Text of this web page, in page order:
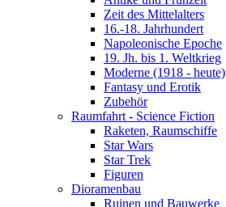
Zeit des Mittelalters
16.-18. Jahrhundert
Napoleonische Epoche
19. Jh. bis 1. Weltkrieg
Moderne (1918 - heute)
Fantasy und Erotik
Zubehör
Raumfahrt - Science Fiction
Raketen, Raumschiffe
Star Wars
Star Trek
Figuren
Dioramenbau
Ruinen und Bauwerke